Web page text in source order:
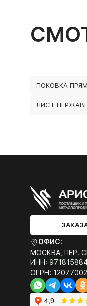
ПОКОВКА
ЛИСТ
ОФИС:
МОСКВА, ПЕР.
ИНН:
ОГРН: